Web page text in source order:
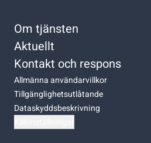
Om tjänsten
Aktuellt
Kontakt och respons
Allmänna användarvillkor
Tillgänglighetsutlåtande
Dataskyddsbeskrivning